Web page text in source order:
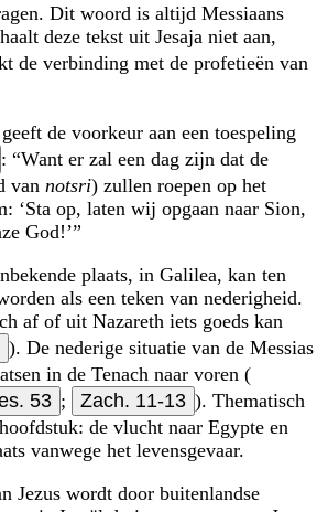
Dit woord is altijd Messiaans
deze tekst uit Jesaja niet aan,
de verbinding met de profetieën van
de voorkeur aan een toespeling
:
Want er zal een dag zijn dat de
van notsri) zullen roepen op het
Sta op, laten wij opgaan naar Sion,
God!
plaats, in Galilea, kan ten
als een teken van nederigheid.
af of uit Nazareth iets goeds kan
). De nederige situatie van de Messias
in de Tenach naar voren (
53 ; Zach. 11-13 ). Thematisch
de vlucht naar Egypte en
vanwege het levensgevaar.
Jezus wordt door buitenlandse